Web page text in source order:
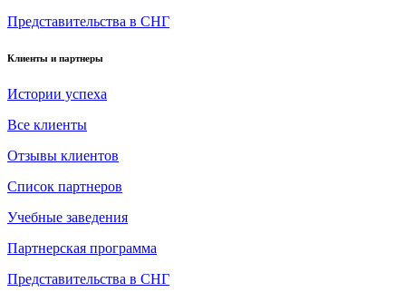
Представительства в СНГ
Клиенты и партнеры
Истории успеха
Все клиенты
Отзывы клиентов
Список партнеров
Учебные заведения
Партнерская программа
Представительства в СНГ